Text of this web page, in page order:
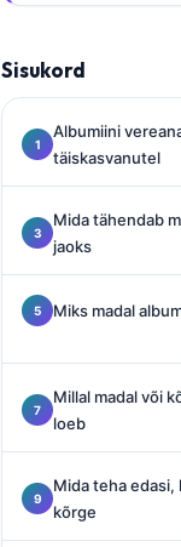
Sisukord
Albumiini
täiskasvanutel
Mida tähendab
jaoks
Miks madal
Millal madal või
loeb
Mida teha edasi,
kõrge